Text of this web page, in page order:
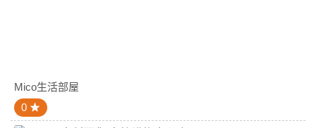
Mico生活部屋
0